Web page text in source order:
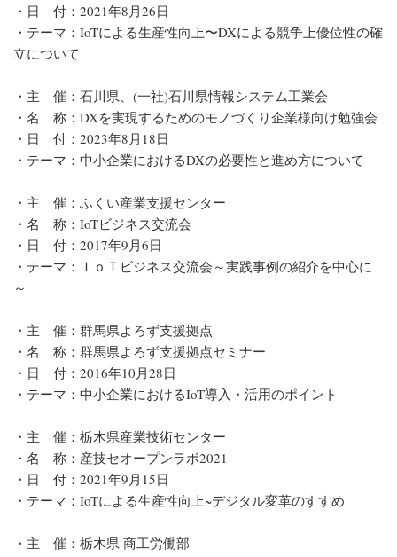
・日 付：2021年8月26日
・テーマ：IoTによる生産性向上〜DXによる競争上優位性の確
立について
・主 催：石川県、(一社)石川県情報システム工業会
・名 称：DXを実現するためのモノづくり企業様向け勉強会
・日 付：2023年8月18日
・テーマ：中小企業におけるDXの必要性と進め方について
・主 催：ふくい産業支援センター
・名 称：IoTビジネス交流会
・日 付：2017年9月6日
・テーマ：ＩｏＴビジネス交流会～実践事例の紹介を中心に
～
・主 催：群馬県よろず支援拠点
・名 称：群馬県よろず支援拠点セミナー
・日 付：2016年10月28日
・テーマ：中小企業におけるIoT導入・活用のポイント
・主 催：栃木県産業技術センター
・名 称：産技セオープンラボ2021
・日 付：2021年9月15日
・テーマ：IoTによる生産性向上~デジタル変革のすすめ
・主 催：栃木県 商工労働部